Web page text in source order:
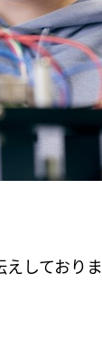
しており